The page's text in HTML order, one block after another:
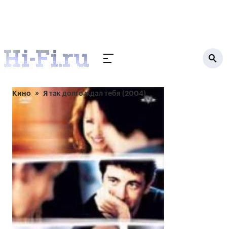
Кино Я так долго ждал тебя (2004)